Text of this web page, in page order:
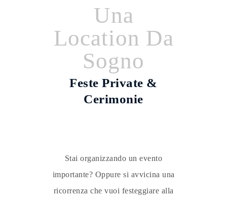
Una
Location Da
Sogno
Feste Private &
Cerimonie
Stai organizzando un evento
importante? Oppure si avvicina una
ricorrenza che vuoi festeggiare alla